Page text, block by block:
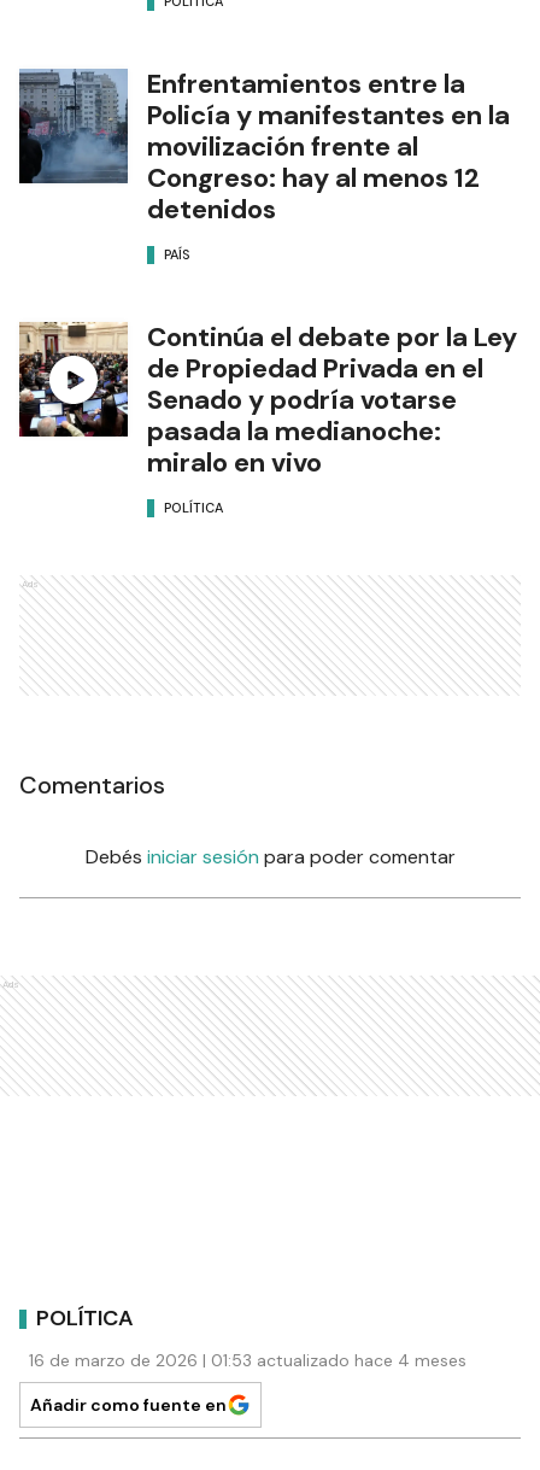
Enfrentamientos entre la
Policía y manifestantes en la
movilización frente al
Congreso: hay al menos 12
detenidos
PAÍS
Continúa el debate por la Ley
de Propiedad Privada en el
Senado y podría votarse
pasada la medianoche:
miralo en vivo
POLÍTICA
Ads
Comentarios
Debés iniciar sesión para poder comentar
Ads
POLÍTICA
16 de marzo de 2026 | 01:53 actualizado hace 4 meses
Añadir como fuente en